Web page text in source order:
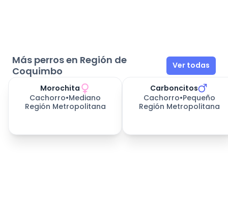
Más perros en Región de
Coquimbo
Ver todas
Morochita
Cachorro•Mediano
Región Metropolitana
Carboncitos
Cachorro•Pequeño
Región Metropolitana